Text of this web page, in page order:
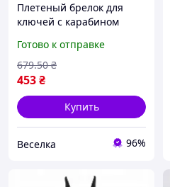
Плетеный брелок для
ключей с карабином
авто и повседневного
использования FLAME
Готово к отправке
453₴
679.50 ₴
Купить
Веселка 96%